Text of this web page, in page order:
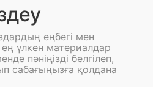
еңбегі мен
ең үлкен материалдар
пәніңізді белгілеп,
сабағыңызға қолдана